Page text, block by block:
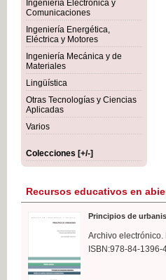
Ingeniería Electrónica y
Comunicaciones
Ingeniería Energética,
Eléctrica y Motores
Ingeniería Mecánica y de
Materiales
Lingüística
Otras Tecnologías y Ciencias
Aplicadas
Varios
Colecciones [+/-]
Recursos educativos en
Principios de
Archivo electrónico.
ISBN:978-84-1396-